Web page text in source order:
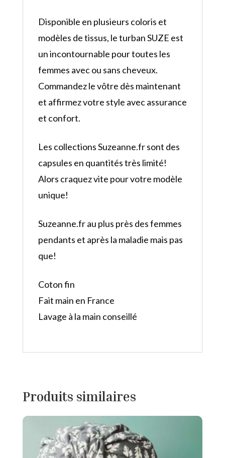
Disponible en plusieurs coloris et
modèles de tissus, le turban SUZE est
un incontournable pour toutes les
femmes avec ou sans cheveux.
Commandez le vôtre dès maintenant
et affirmez votre style avec assurance
et confort.
Les collections Suzeanne.fr sont des
capsules en quantités très limité!
Alors craquez vite pour votre modèle
unique!
Suzeanne.fr au plus près des femmes
pendants et après la maladie mais pas
que!
Coton fin
Fait main en France
Lavage à la main conseillé
Produits similaires